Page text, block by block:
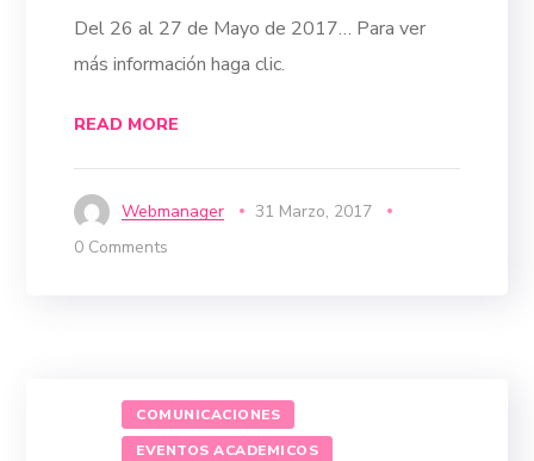
Del 26 al 27 de Mayo de 2017… Para ver
más información haga clic.
READ MORE
Webmanager
31 Marzo, 2017
0 Comments
COMUNICACIONES
EVENTOS ACADEMICOS